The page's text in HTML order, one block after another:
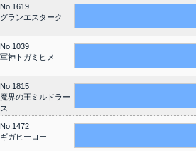
No.1619
グランエスターク
No.1039
軍神トガミヒメ
No.1815
魔界の王ミルドラー
ス
No.1472
ギガヒーロー